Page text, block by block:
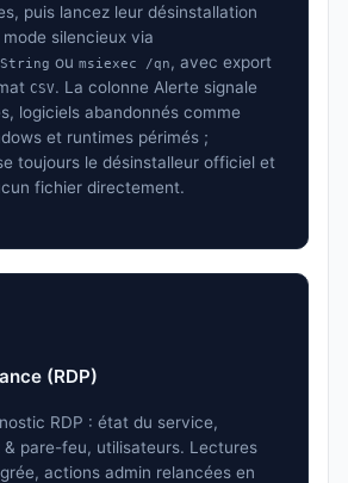
puis lancez leur désinstallation
silencieux via
ou msiexec /qn, avec export
CSV. La colonne Alerte signale
logiciels abandonnés comme
et runtimes périmés ;
toujours le désinstalleur officiel et
fichier directement.
(RDP)
RDP : état du service,
pare-feu, utilisateurs. Lectures
actions admin relancées en